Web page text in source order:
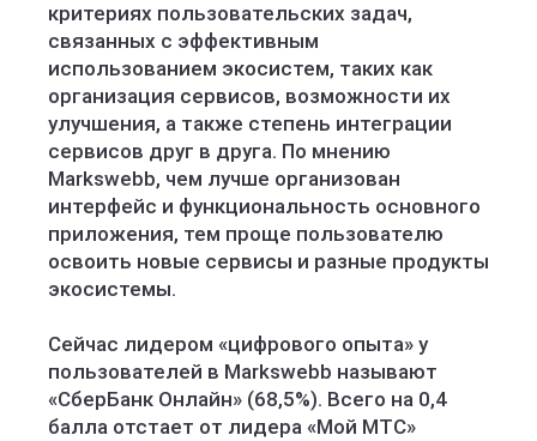
критериях пользовательских задач,
связанных с эффективным
использованием экосистем, таких как
организация сервисов, возможности их
улучшения, а также степень интеграции
сервисов друг в друга. По мнению
Markswebb, чем лучше организован
интерфейс и функциональность основного
приложения, тем проще пользователю
освоить новые сервисы и разные продукты
экосистемы.
Сейчас лидером «цифрового опыта» у
пользователей в Markswebb называют
«СберБанк Онлайн» (68,5%). Всего на 0,4
балла отстает от лидера «Мой МТС»